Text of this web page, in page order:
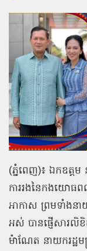
(ភ្នំពេញ)៖ ឯកឧត្ដ
ការរងនៃកងយោធព
អាកាស ព្រមទាំងន
អស់ បានផ្ញើសារលិ
ម៉ាណែត នាយករដ្ឋម